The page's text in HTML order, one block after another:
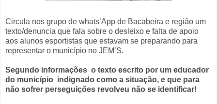
Circula nos grupo de whats’App de Bacabeira e região um
texto/denuncia que fala sobre o desleixo e falta de apoio
aos alunos esportistas que estavam se preparando para
representar o município no JEM’S.
Segundo informações o texto escrito por um educador
do município indignado como a situação, e que para
não sofrer perseguições revolveu não se identificar!